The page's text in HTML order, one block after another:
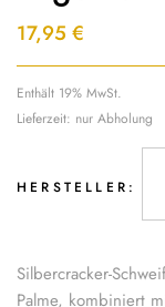
17,95 €
Enthält 19% MwSt.
Lieferzeit: nur Abholung
HERSTELLER:
Silbercracker-
Palme, kombiniert